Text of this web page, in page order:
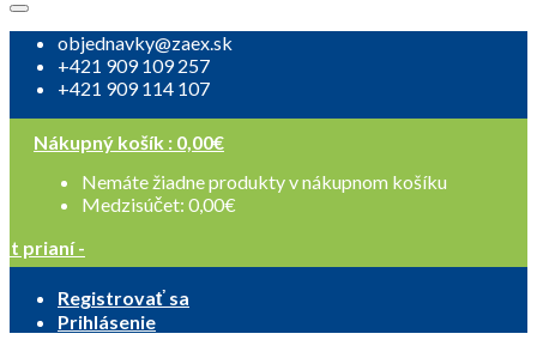
objednavky@zaex.sk
+421 909 109 257
+421 909 114 107
Nákupný košík : 0,00€
Nemáte žiadne produkty v nákupnom košíku
Medzisúčet: 0,00€
prianí -
Registrovať sa
Prihlásenie